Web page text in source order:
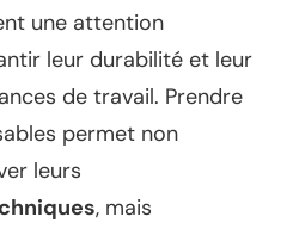
une attention
leur durabilité et leur
de travail. Prendre
permet non
leurs
, mais